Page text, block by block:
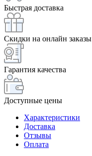
Быстрая доставка
Скидки на онлайн заказы
Гарантия качества
Доступные цены
Характеристики
Доставка
Отзывы
Оплата